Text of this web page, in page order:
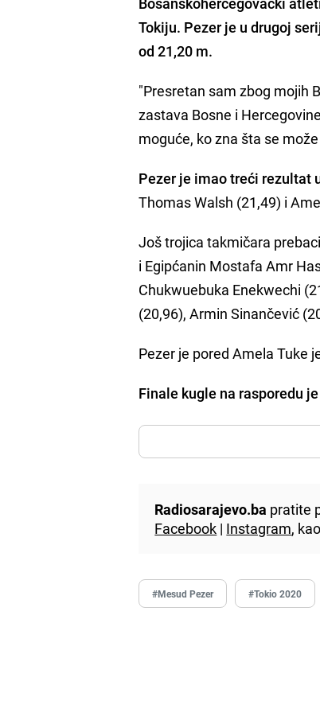
Tokiju. Pezer je u drugoj
od 21,20 m.
"Presretan sam zbog mojih
zastava Bosne i
moguće, ko zna šta se
Pezer je imao treći rezultat
Thomas Walsh (21,49) i
Još trojica takmičara
i Egipćanin Mostafa Amr
Chukwuebuka Enekwechi
(20,96), Armin Sinančević
Pezer je pored Amela Tuke
Finale kugle na rasporedu
Radiosarajevo.ba pratite
Facebook | Instagram,
#Mesud Pezer #Tokio 2020